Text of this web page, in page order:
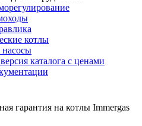
котлы
каталога с ценами
гарантия на котлы Immergas